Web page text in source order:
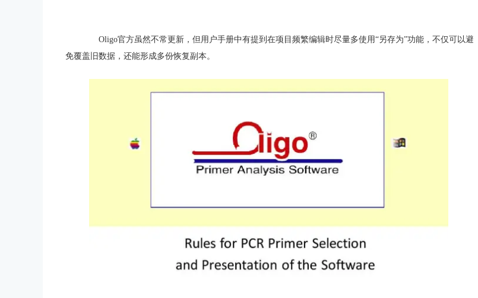
Oligo官方虽然不常更新，但用户手册中有提到在项目频繁编辑时尽量多使用“另存为”功能，不仅可以避
免覆盖旧数据，还能形成多份恢复副本。